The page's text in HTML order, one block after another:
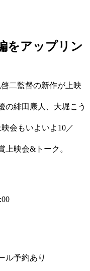
をアップリン
二監督の新作が上映
の緋田康人、大堀こう
会もいよいよ10／
上映会&トーク。
予約あり